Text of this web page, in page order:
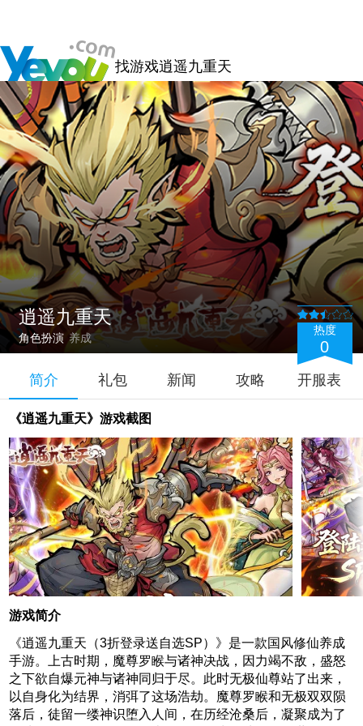
找游戏逍遥九重天
逍遥九重天
角色扮演 养成
热度
0
简介 礼包 新闻 攻略 开服表
《逍遥九重天》游戏截图
游戏简介
《逍遥九重天（3折登录送自选SP）》是一款国风修仙养成
手游。上古时期，魔尊罗睺与诸神决战，因力竭不敌，盛怒
之下欲自爆元神与诸神同归于尽。此时无极仙尊站了出来，
以自身化为结界，消弭了这场浩劫。魔尊罗睺和无极双双陨
落后，徒留一缕神识堕入人间，在历经沧桑后，凝聚成为了